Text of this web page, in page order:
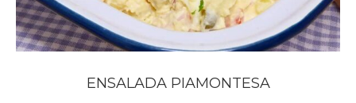
ENSALADA PIAMONTESA